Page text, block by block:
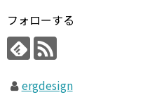
フォローする
ergdesign